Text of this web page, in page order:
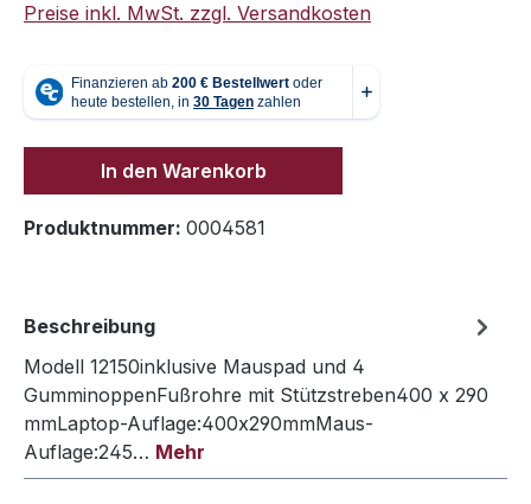
Preise inkl. MwSt. zzgl. Versandkosten
In den Warenkorb
Produktnummer: 0004581
Beschreibung
Modell 12150inklusive Mauspad und 4
GumminoppenFußrohre mit Stützstreben400 x 290
mmLaptop-Auflage:400x290mmMaus-
Auflage:245… Mehr